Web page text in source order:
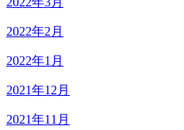
2022年2月
2022年1月
2021年12月
2021年11月